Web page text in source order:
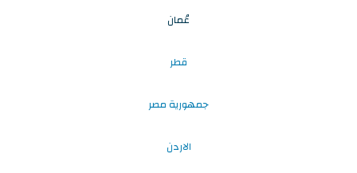
عُمان
قطر
جمهورية مصر
الاردن